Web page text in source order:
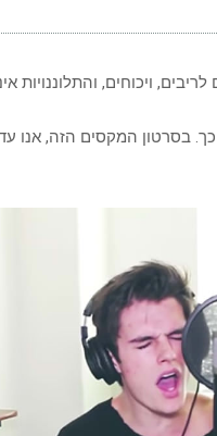
ויכוחים, והתלוננויות
כך. בסרטון המקסים הזה,